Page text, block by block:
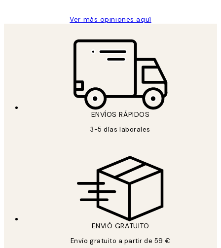
Ver más opiniones aquí
ENVÍOS RÁPIDOS
3-5 días laborales
ENVIÓ GRATUITO
Envío gratuito a partir de 59 €